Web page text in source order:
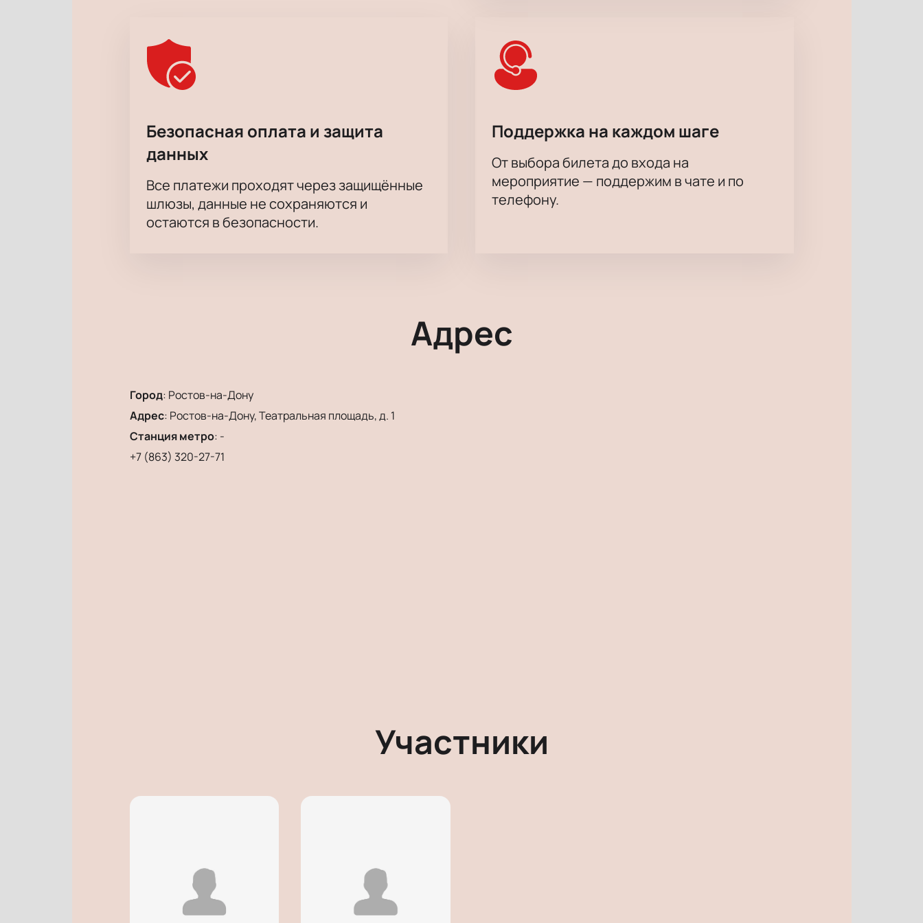
Безопасная оплата и защита
данных
Все платежи проходят через защищённые
шлюзы, данные не сохраняются и
остаются в безопасности.
Поддержка на каждом шаге
От выбора билета до входа на
мероприятие — поддержим в чате и по
телефону.
Адрес
Город: Ростов-на-Дону
Адрес: Ростов-на-Дону, Театральная площадь, д. 1
Станция метро: -
+7 (863) 320-27-71
Участники